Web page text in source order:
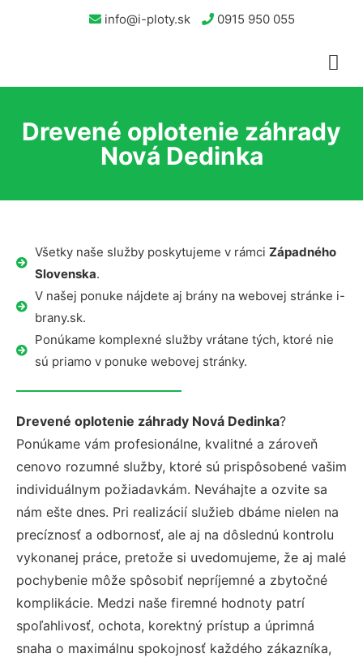
info@i-ploty.sk 0915 950 055
Drevené oplotenie záhrady
Nová Dedinka
Všetky naše služby poskytujeme v rámci Západného
Slovenska.
V našej ponuke nájdete aj brány na webovej stránke i-
brany.sk.
Ponúkame komplexné služby vrátane tých, ktoré nie
sú priamo v ponuke webovej stránky.
Drevené oplotenie záhrady Nová Dedinka?
Ponúkame vám profesionálne, kvalitné a zároveň
cenovo rozumné služby, ktoré sú prispôsobené vašim
individuálnym požiadavkám. Neváhajte a ozvite sa
nám ešte dnes. Pri realizácií služieb dbáme nielen na
precíznosť a odbornosť, ale aj na dôslednú kontrolu
vykonanej práce, pretože si uvedomujeme, že aj malé
pochybenie môže spôsobiť nepríjemné a zbytočné
komplikácie. Medzi naše firemné hodnoty patrí
spoľahlivosť, ochota, korektný prístup a úprimná
snaha o maximálnu spokojnosť každého zákazníka,